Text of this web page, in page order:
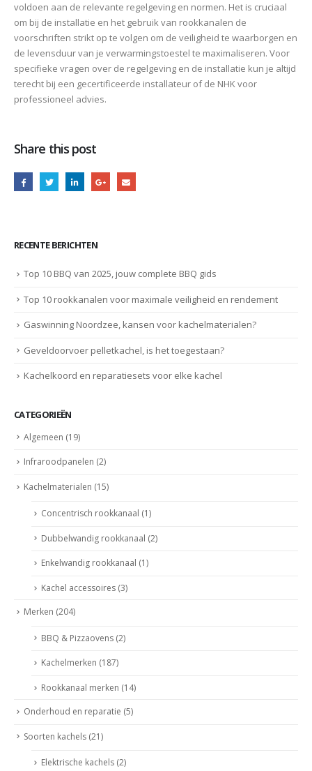
voldoen aan de relevante regelgeving en normen. Het is cruciaal
om bij de installatie en het gebruik van rookkanalen de
voorschriften strikt op te volgen om de veiligheid te waarborgen en
de levensduur van je verwarmingstoestel te maximaliseren. Voor
specifieke vragen over de regelgeving en de installatie kun je altijd
terecht bij een gecertificeerde installateur of de NHK voor
professioneel advies.
Share this post
RECENTE BERICHTEN
Top 10 BBQ van 2025, jouw complete BBQ gids
Top 10 rookkanalen voor maximale veiligheid en rendement
Gaswinning Noordzee, kansen voor kachelmaterialen?
Geveldoorvoer pelletkachel, is het toegestaan?
Kachelkoord en reparatiesets voor elke kachel
CATEGORIEËN
Algemeen (19)
Infraroodpanelen (2)
Kachelmaterialen (15)
Concentrisch rookkanaal (1)
Dubbelwandig rookkanaal (2)
Enkelwandig rookkanaal (1)
Kachel accessoires (3)
Merken (204)
BBQ & Pizzaovens (2)
Kachelmerken (187)
Rookkanaal merken (14)
Onderhoud en reparatie (5)
Soorten kachels (21)
Elektrische kachels (2)